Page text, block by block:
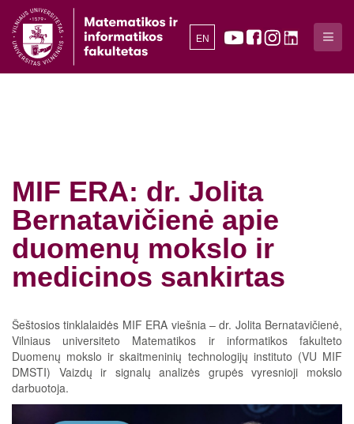
EN
MIF ERA: dr. Jolita
Bernatavičienė apie
duomenų mokslo ir
medicinos sankirtas
Šeštosios tinklalaidės MIF ERA viešnia – dr. Jolita Bernatavičienė,
Vilniaus universiteto Matematikos ir informatikos fakulteto
Duomenų mokslo ir skaitmeninių technologijų instituto (VU MIF
DMSTI) Vaizdų ir signalų analizės grupės vyresnioji mokslo
darbuotoja.